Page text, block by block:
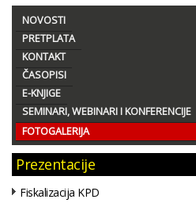
NOVOSTI
PRETPLATA
KONTAKT
ČASOPISI
E-KNJIGE
SEMINARI, WEBINARI I KONFERENCIJE
FOTOGALERIJA
Prezentacije
Fiskalizacija KPD